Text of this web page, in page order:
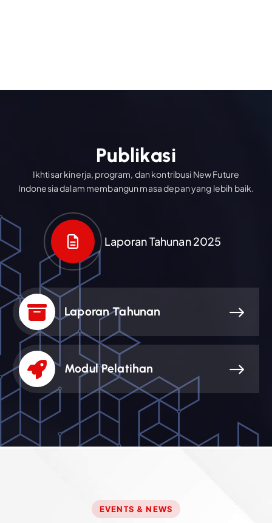
Publikasi
Ikhtisar kinerja, program, dan kontribusi New Future
Indonesia dalam membangun masa depan yang lebih baik.
Laporan Tahunan 2025
Laporan Tahunan
Modul Pelatihan
EVENTS & NEWS